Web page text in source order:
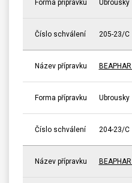
Forma přípravku Ubrousky
Číslo schválení 205-23/C
Název přípravku
Forma přípravku Ubrousky
Číslo schválení 204-23/C
Název přípravku